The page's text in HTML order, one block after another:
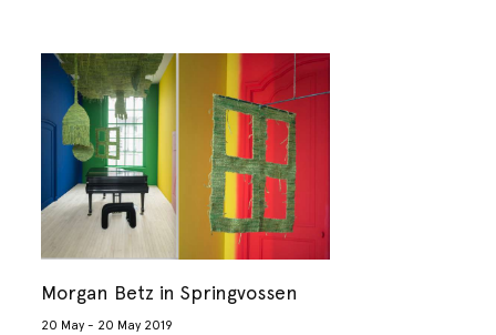
Morgan Betz in Springvossen
20 May - 20 May 2019